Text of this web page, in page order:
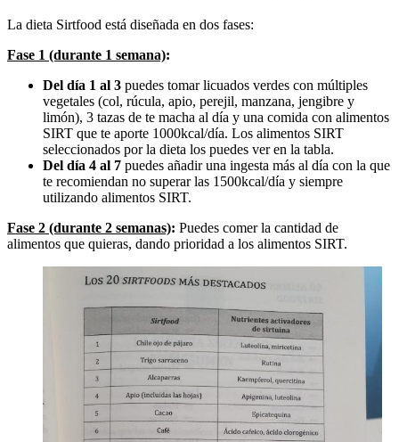
La dieta Sirtfood está diseñada en dos fases:
Fase 1 (durante 1 semana):
Del día 1 al 3 puedes tomar licuados verdes con múltiples
vegetales (col, rúcula, apio, perejil, manzana, jengibre y
limón), 3 tazas de te macha al día y una comida con alimentos
SIRT que te aporte 1000kcal/día. Los alimentos SIRT
seleccionados por la dieta los puedes ver en la tabla.
Del día 4 al 7 puedes añadir una ingesta más al día con la que
te recomiendan no superar las 1500kcal/día y siempre
utilizando alimentos SIRT.
Fase 2 (durante 2 semanas): Puedes comer la cantidad de
alimentos que quieras, dando prioridad a los alimentos SIRT.